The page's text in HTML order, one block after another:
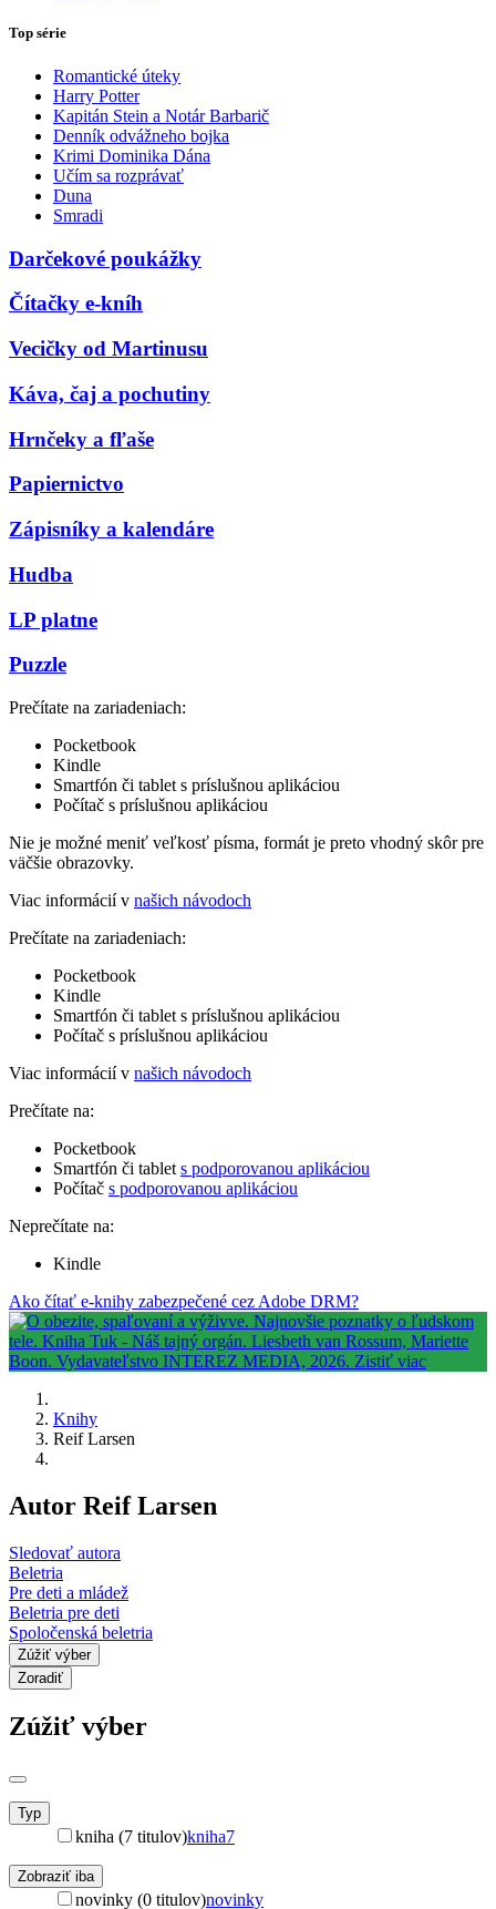
Top série
Romantické úteky
Harry Potter
Kapitán Stein a Notár Barbarič
Denník odvážneho bojka
Krimi Dominika Dána
Učím sa rozprávať
Duna
Smradi
Darčekové poukážky
Čítačky e-kníh
Vecičky od Martinusu
Káva, čaj a pochutiny
Hrnčeky a fľaše
Papiernictvo
Zápisníky a kalendáre
Hudba
LP platne
Puzzle
Prečítate na zariadeniach:
Pocketbook
Kindle
Smartfón či tablet s príslušnou aplikáciou
Počítač s príslušnou aplikáciou
Nie je možné meniť veľkosť písma, formát je preto vhodný skôr pre
väčšie obrazovky.
Viac informácií v našich návodoch
Prečítate na zariadeniach:
Pocketbook
Kindle
Smartfón či tablet s príslušnou aplikáciou
Počítač s príslušnou aplikáciou
Viac informácií v našich návodoch
Prečítate na:
Pocketbook
Smartfón či tablet s podporovanou aplikáciou
Počítač s podporovanou aplikáciou
Neprečítate na:
Kindle
Ako čítať e-knihy zabezpečené cez Adobe DRM?
Knihy
Reif Larsen
Autor Reif Larsen
Sledovať autora
Beletria
Pre deti a mládež
Beletria pre deti
Spoločenská beletria
Zúžiť výber
Zoradiť
Zúžiť výber
Typ
kniha (7 titulov)kniha7
Zobraziť iba
novinky (0 titulov)novinky